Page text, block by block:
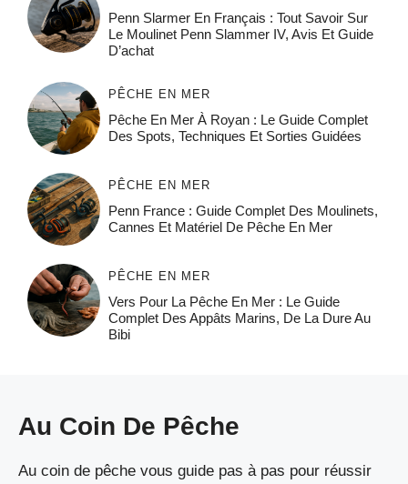
Penn Slarmer En Français : Tout Savoir Sur
Le Moulinet Penn Slammer IV, Avis Et Guide
D’achat
PÊCHE EN MER
Pêche En Mer À Royan : Le Guide Complet
Des Spots, Techniques Et Sorties Guidées
PÊCHE EN MER
Penn France : Guide Complet Des Moulinets,
Cannes Et Matériel De Pêche En Mer
PÊCHE EN MER
Vers Pour La Pêche En Mer : Le Guide
Complet Des Appâts Marins, De La Dure Au
Bibi
Au Coin De Pêche
Au coin de pêche vous guide pas à pas pour réussir